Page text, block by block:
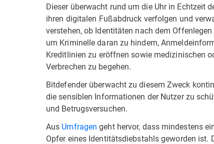
Dieser überwacht rund um die Uhr in Echtzeit
ihren digitalen Fußabdruck verfolgen und
verstehen, ob Identitäten nach dem
um Kriminelle daran zu hindern,
Kreditlinien zu eröffnen sowie medizinischen
Verbrechen zu begehen.
Bitdefender überwacht zu diesem Zweck
die sensiblen Informationen der Nutzer zu
und Betrugsversuchen.
Aus Umfragengeht hervor, dass mindestens
Opfer eines Identitätsdiebstahls geworden